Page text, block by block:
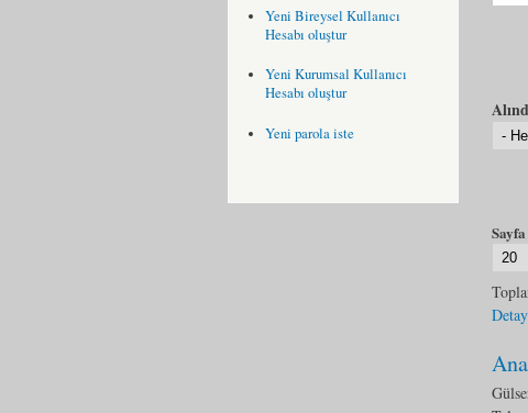
Yeni Bireysel Kullanıcı
Hesabı oluştur
Yeni Kurumsal Kullanıcı
Hesabı oluştur
Yeni parola iste
Sayfa